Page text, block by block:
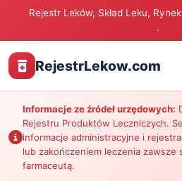
Rejestr Leków, Skład Leku,
.
RejestrLekow.com
Informacje ze źródeł urzędowych:
Rejestru Produktów Leczniczych.
informacje administracyjne i
lub zakończeniem leczenia
farmaceutą.